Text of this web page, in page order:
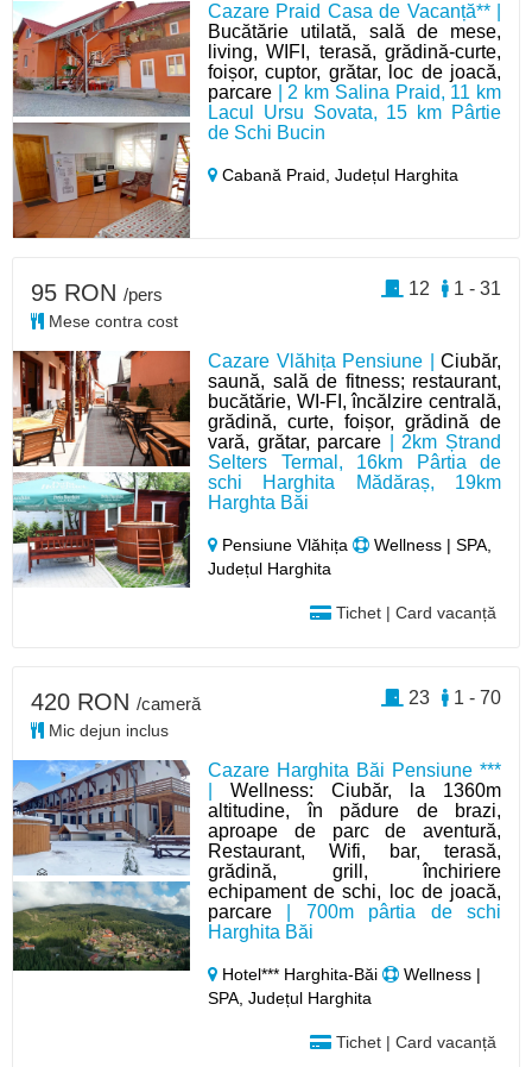
Cazare Praid Casa de Vacanță** |
Bucătărie utilată, sală de mese,
living, WIFI, terasă, grădină-curte,
foișor, cuptor, grătar, loc de joacă,
parcare | 2 km Salina Praid, 11 km
Lacul Ursu Sovata, 15 km Pârtie
de Schi Bucin
Cabană Praid,Județul Harghita
Cazare Vlăhița Pensiune | Ciubăr,
saună, sală de fitness; restaurant,
bucătărie, WI-FI, încălzire centrală,
grădină, curte, foișor, grădină de
vară, grătar, parcare | 2km Ștrand
Selters Termal, 16km Pârtia de
schi Harghita Mădăraș, 19km
Harghta Băi
Pensiune Vlăhița
Wellness | SPA,
Județul Harghita
Tichet | Card vacanță
95 RON /pers
Mese contra cost
1 - 31
12
Cazare Harghita Băi Pensiune ***
|Wellness: Ciubăr, la 1360m
altitudine, în pădure de brazi,
aproape de parc de aventură,
Restaurant, Wifi, bar, terasă,
grădină, grill, închiriere
echipament de schi, loc de joacă,
parcare | 700m pârtia de schi
Harghita Băi
Hotel*** Harghita-Băi
Wellness |
SPA, Județul Harghita
Tichet | Card vacanță
420 RON /cameră
Mic dejun inclus
1 - 70
23